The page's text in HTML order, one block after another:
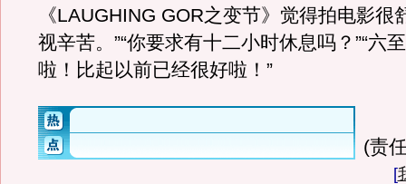
《LAUGHING GOR之变节》觉得拍电影很
视辛苦。”“你要求有十二小时休息吗？”“六
啦！比起以前已经很好啦！”
(责
[